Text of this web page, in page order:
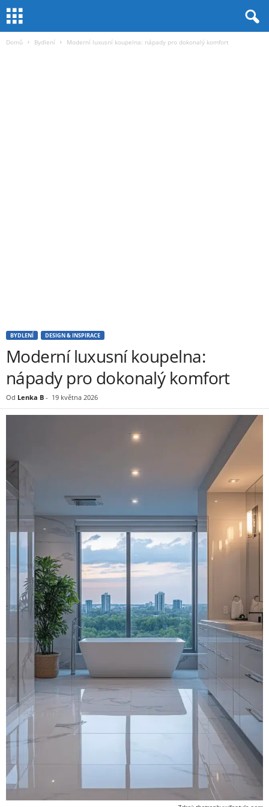
Domů Bydlení Moderní luxusní koupelna: nápady pro dokonalý komfort
BYDLENÍ DESIGN & INSPIRACE
Moderní luxusní koupelna:
nápady pro dokonalý komfort
Od Lenka B - 19 května 2026